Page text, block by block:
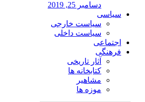
دسامبر 25, 2019
سیاسی
سیاست خارجی
سیاست داخلی
اجتماعی
فرهنگی
آثار تاریخی
کتابخانه ها
مشاهیر
موزه ها